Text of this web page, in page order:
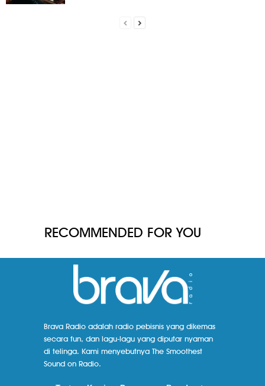
RECOMMENDED FOR YOU
Brava Radio adalah radio pebisnis yang dikemas
secara fun, dan lagu-lagu yang diputar nyaman
di telinga. Kami menyebutnya The Smoothest
Sound on Radio.